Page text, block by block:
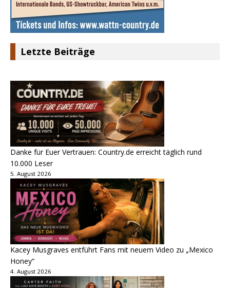
Letzte Beiträge
Danke für Euer Vertrauen: Country.de erreicht täglich rund
10.000 Leser
5. August 2026
Kacey Musgraves entführt Fans mit neuem Video zu „Mexico
Honey“
4. August 2026